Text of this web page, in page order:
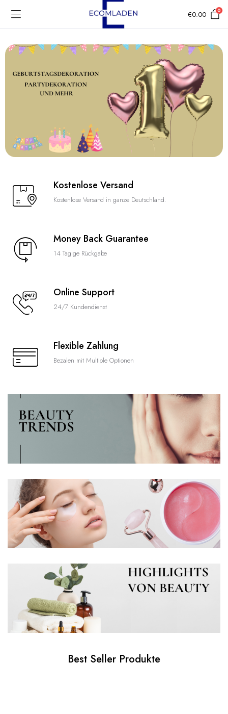
€0.00 0
Kostenlose Versand
Kostenlose Versand in ganze Deutschland.
Money Back Guarantee
14 Tagige Rückgabe
Online Support
24/7 Kundendienst
Flexible Zahlung
Bezalen mit Multiple Optionen
Best Seller Produkte